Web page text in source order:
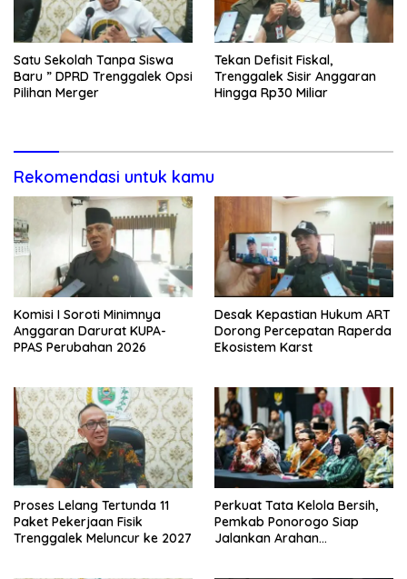
Satu Sekolah Tanpa Siswa
Baru ” DPRD Trenggalek Opsi
Pilihan Merger
Tekan Defisit Fiskal,
Trenggalek Sisir Anggaran
Hingga Rp30 Miliar
Rekomendasi untuk kamu
Komisi I Soroti Minimnya
Anggaran Darurat KUPA-
PPAS Perubahan 2026
Desak Kepastian Hukum ART
Dorong Percepatan Raperda
Ekosistem Karst
Proses Lelang Tertunda 11
Paket Pekerjaan Fisik
Trenggalek Meluncur ke 2027
Perkuat Tata Kelola Bersih,
Pemkab Ponorogo Siap
Jalankan Arahan